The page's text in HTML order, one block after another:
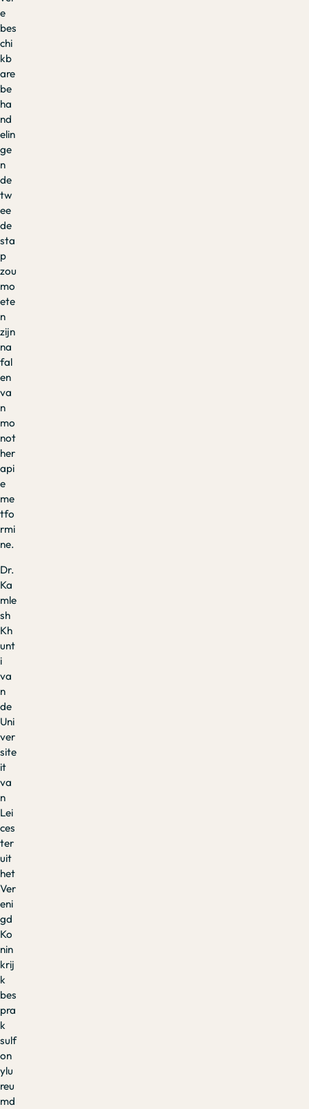
e
bes
chi
kb
are
be
ha
nd
elin
ge
n
de
tw
ee
de
sta
p
zou
mo
ete
n
zijn
na
fal
en
va
n
mo
not
her
api
e
me
tfo
rmi
ne.
Dr.
Ka
mle
sh
Kh
unt
i
va
n
de
Uni
ver
site
it
va
n
Lei
ces
ter
uit
het
Ver
eni
gd
Ko
nin
krij
k
bes
pra
k
sulf
on
ylu
reu
md